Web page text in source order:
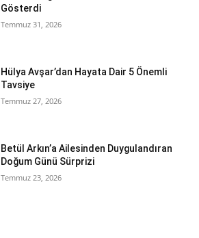
Gösterdi
Temmuz 31, 2026
Hülya Avşar’dan Hayata Dair 5 Önemli
Tavsiye
Temmuz 27, 2026
Betül Arkın’a Ailesinden Duygulandıran
Doğum Günü Sürprizi
Temmuz 23, 2026